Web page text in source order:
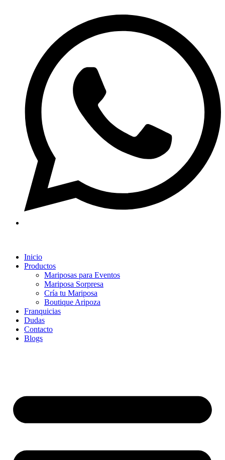
Inicio
Productos
Mariposas para Eventos
Mariposa Sorpresa
Cría tu Mariposa
Boutique Aripoza
Franquicias
Dudas
Contacto
Blogs